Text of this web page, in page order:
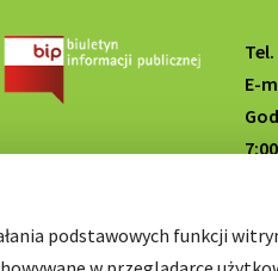
Tel.
E-
podstawowych funkcji